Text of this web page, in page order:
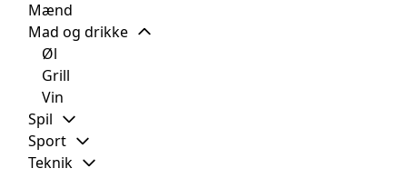
Mænd
Mad og drikke
Øl
Grill
Vin
Spil
Sport
Teknik